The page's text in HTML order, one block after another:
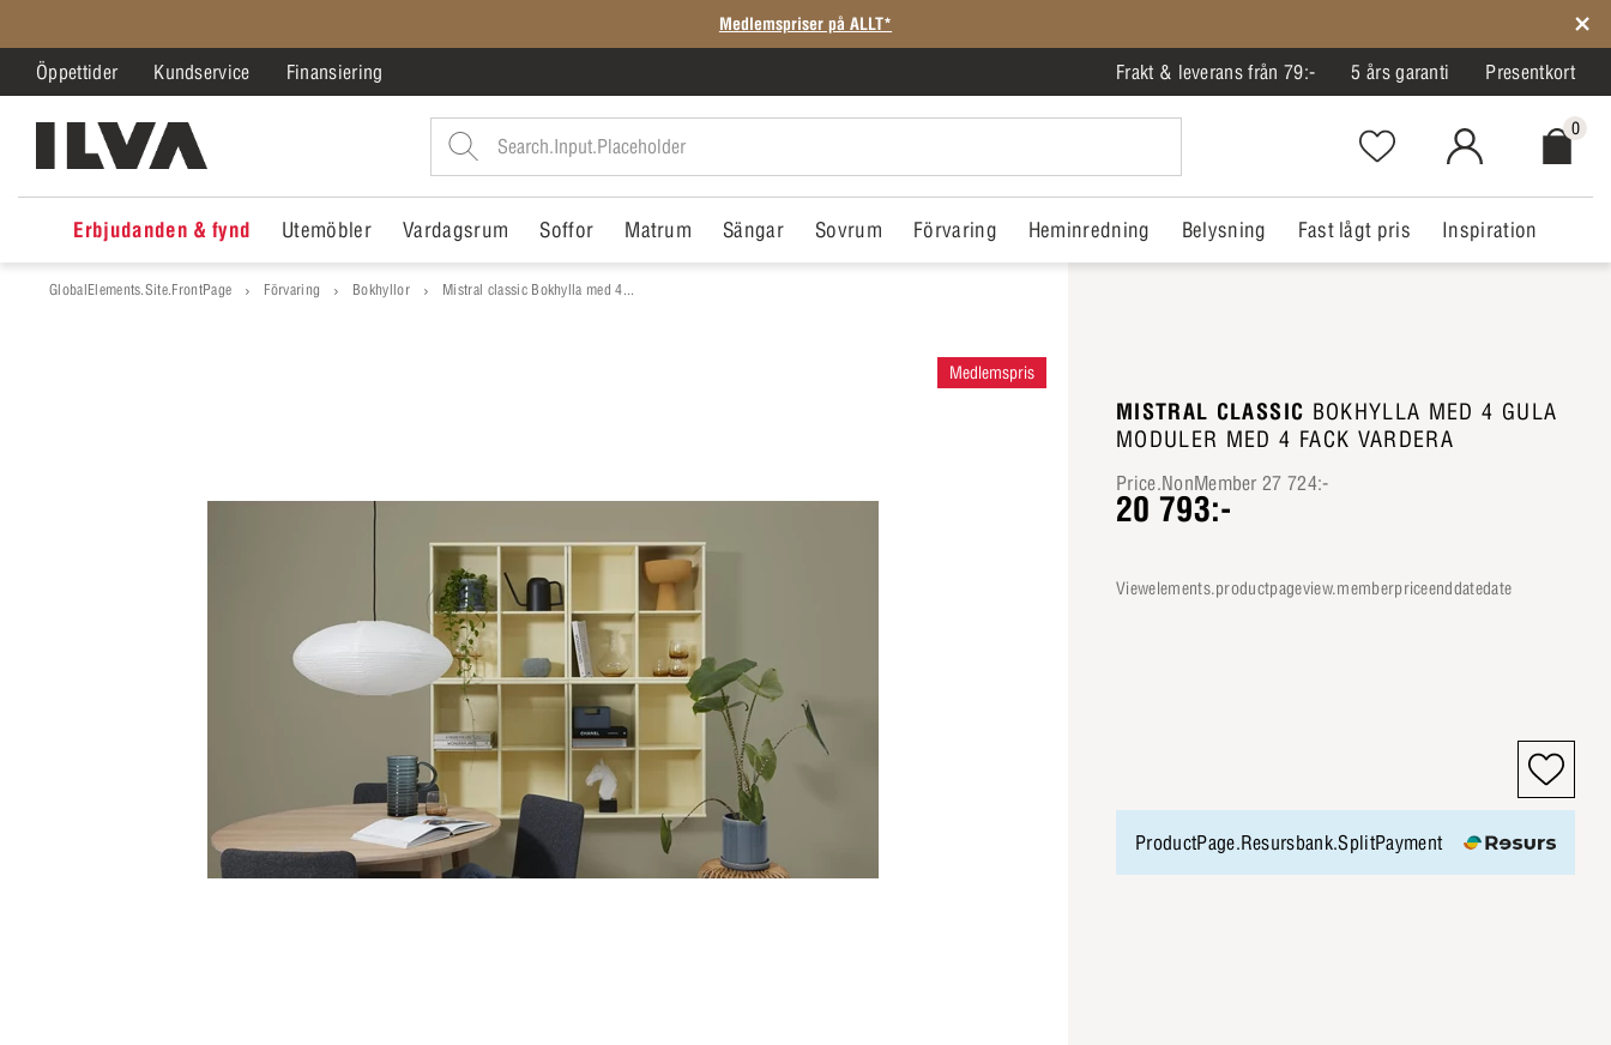
Medlemspriser på ALLT*
Öppettider Kundservice Finansiering Frakt & leverans från 79:- 5 års garanti Presentkort
Favorites.NavigationButton.Text
MitIlva.Login
0
Erbjudanden & fynd Utemöbler Vardagsrum Soffor Matrum Sängar Sovrum Förvaring Heminredning Belysning Fast lågt pris Inspiration
GlobalElements.Site.FrontPage Förvaring Bokhyllor Mistral classic Bokhylla med 4...
Medlemspris
MISTRAL CLASSIC BOKHYLLA MED 4 GULA
MODULER MED 4 FACK VARDERA
Price.NonMember 27 724:-
20 793:-
viewelements.productpageview.memberpriceenddatedate
ProductPage.Resursbank.SplitPayment